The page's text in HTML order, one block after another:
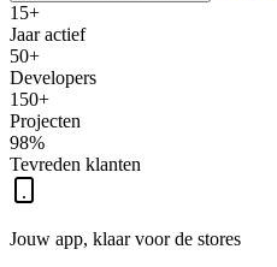
15+
Jaar actief
50+
Developers
150+
Projecten
98%
Tevreden klanten
Jouw app, klaar voor de stores